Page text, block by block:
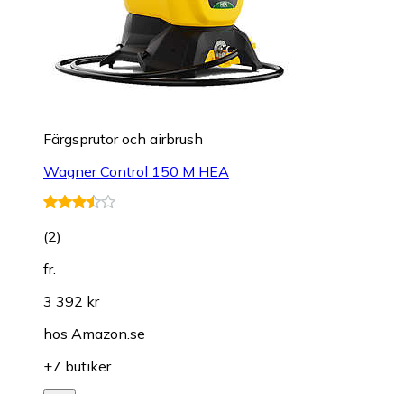
Färgsprutor och airbrush
Wagner Control 150 M HEA
(2)
fr.
3 392 kr
hos Amazon.se
+7 butiker